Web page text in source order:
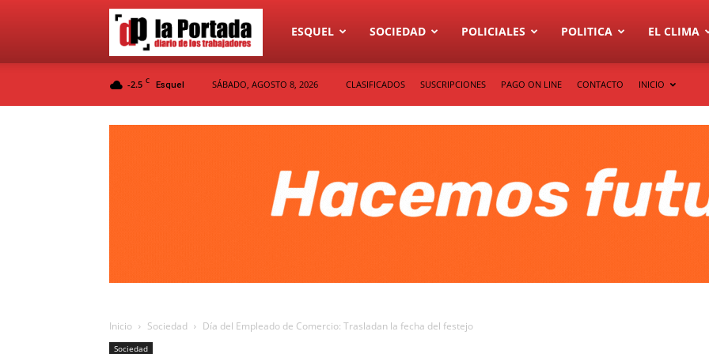
Diario
ESQUEL SOCIEDAD POLICIALES POLITICA EL CLIMA
-2.5 C Esquel SÁBADO, AGOSTO 8, 2026 CLASIFICADOS SUSCRIPCIONES PAGO ON LINE CONTACTO INICIO
Inicio Sociedad Día del Empleado de Comercio: Trasladan la fecha del festejo
Sociedad